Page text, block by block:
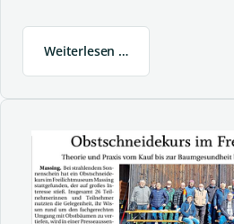
Weiterlesen …